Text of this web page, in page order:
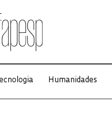
Humanidades